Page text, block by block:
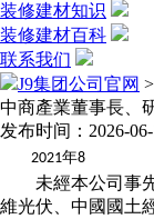
装修建材知识
装修建材百科
联系我们
J9集团公司官网 >
中商產業董事長、
发布时间：2026-
2021年8
未經本公司事先
維光伏、中國國土